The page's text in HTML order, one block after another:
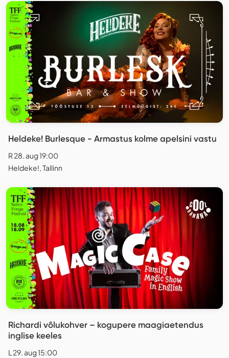
Heldeke! Burlesque - Armastus kolme apelsini vastu
R 28. aug 19:00
Heldeke!, Tallinn
Richardi võlukohver – kogupere maagiaetendus
inglise keeles
L 29. aug 15:00